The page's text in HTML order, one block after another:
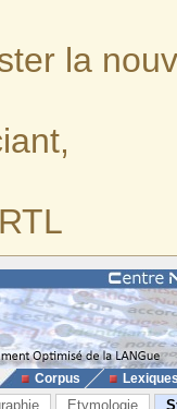
la
Corpus
Etymologie